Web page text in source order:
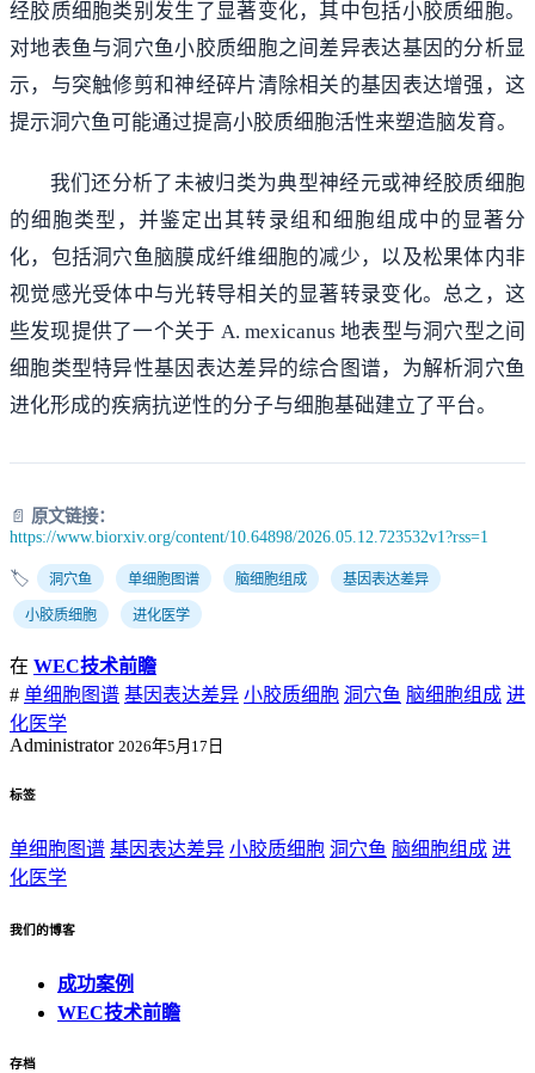
经胶质细胞类别发生了显著变化，其中包括小胶质细胞。
对地表鱼与洞穴鱼小胶质细胞之间差异表达基因的分析显
示，与突触修剪和神经碎片清除相关的基因表达增强，这
提示洞穴鱼可能通过提高小胶质细胞活性来塑造脑发育。
我们还分析了未被归类为典型神经元或神经胶质细胞
的细胞类型，并鉴定出其转录组和细胞组成中的显著分
化，包括洞穴鱼脑膜成纤维细胞的减少，以及松果体内非
视觉感光受体中与光转导相关的显著转录变化。总之，这
些发现提供了一个关于 A. mexicanus 地表型与洞穴型之间
细胞类型特异性基因表达差异的综合图谱，为解析洞穴鱼
进化形成的疾病抗逆性的分子与细胞基础建立了平台。
📄 原文链接：
https://www.biorxiv.org/content/10.64898/2026.05.12.723532v1?rss=1
🏷️ 洞穴鱼 单细胞图谱 脑细胞组成 基因表达差异
小胶质细胞 进化医学
在 WEC技术前瞻
# 单细胞图谱 基因表达差异 小胶质细胞 洞穴鱼 脑细胞组成 进
化医学
Administrator 2026年5月17日
标签
单细胞图谱 基因表达差异 小胶质细胞 洞穴鱼 脑细胞组成 进
化医学
我们的博客
成功案例
WEC技术前瞻
存档